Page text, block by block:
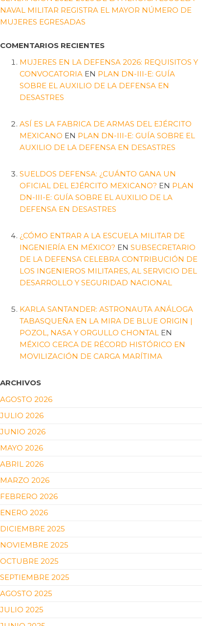
NAVAL MILITAR REGISTRA EL MAYOR NÚMERO DE
MUJERES EGRESADAS
COMENTARIOS RECIENTES
MUJERES EN LA DEFENSA 2026: REQUISITOS Y
CONVOCATORIA EN PLAN DN-III-E: GUÍA
SOBRE EL AUXILIO DE LA DEFENSA EN
DESASTRES
ASÍ ES LA FABRICA DE ARMAS DEL EJÉRCITO
MEXICANO EN PLAN DN-III-E: GUÍA SOBRE EL
AUXILIO DE LA DEFENSA EN DESASTRES
SUELDOS DEFENSA: ¿CUÁNTO GANA UN
OFICIAL DEL EJÉRCITO MEXICANO? EN PLAN
DN-III-E: GUÍA SOBRE EL AUXILIO DE LA
DEFENSA EN DESASTRES
¿CÓMO ENTRAR A LA ESCUELA MILITAR DE
INGENIERÍA EN MÉXICO? EN SUBSECRETARIO
DE LA DEFENSA CELEBRA CONTRIBUCIÓN DE
LOS INGENIEROS MILITARES, AL SERVICIO DEL
DESARROLLO Y SEGURIDAD NACIONAL
KARLA SANTANDER: ASTRONAUTA ANÁLOGA
TABASQUEÑA EN LA MIRA DE BLUE ORIGIN |
POZOL, NASA Y ORGULLO CHONTAL EN
MÉXICO CERCA DE RÉCORD HISTÓRICO EN
MOVILIZACIÓN DE CARGA MARÍTIMA
ARCHIVOS
AGOSTO 2026
JULIO 2026
JUNIO 2026
MAYO 2026
ABRIL 2026
MARZO 2026
FEBRERO 2026
ENERO 2026
DICIEMBRE 2025
NOVIEMBRE 2025
OCTUBRE 2025
SEPTIEMBRE 2025
AGOSTO 2025
JULIO 2025